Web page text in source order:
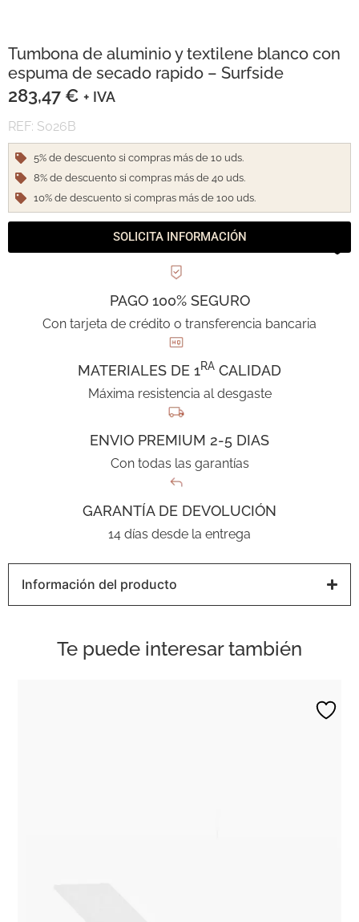
Tumbona de aluminio y textilene blanco con
espuma de secado rapido – Surfside
283,47 € + IVA
REF: S026B
5% de descuento si compras más de 10 uds.
8% de descuento si compras más de 40 uds.
10% de descuento si compras más de 100 uds.
SOLICITA INFORMACIÓN
PAGO 100% SEGURO
Con tarjeta de crédito o transferencia bancaria
MATERIALES DE 1RA CALIDAD
Máxima resistencia al desgaste
ENVIO PREMIUM 2-5 DIAS
Con todas las garantías
GARANTÍA DE DEVOLUCIÓN
14 días desde la entrega
Información del producto
Te puede interesar también